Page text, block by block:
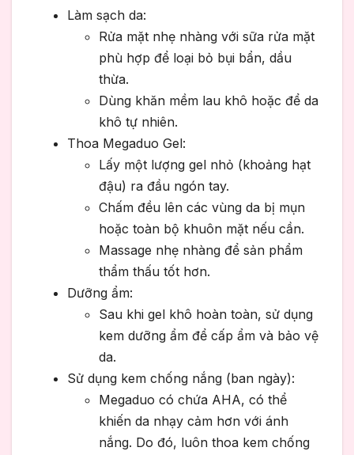
Làm sạch da:
Rửa mặt nhẹ nhàng với sữa rửa mặt
phù hợp để loại bỏ bụi bẩn, dầu
thừa.
Dùng khăn mềm lau khô hoặc để da
khô tự nhiên.
Thoa Megaduo Gel:
Lấy một lượng gel nhỏ (khoảng hạt
đậu) ra đầu ngón tay.
Chấm đều lên các vùng da bị mụn
hoặc toàn bộ khuôn mặt nếu cần.
Massage nhẹ nhàng để sản phẩm
thẩm thấu tốt hơn.
Dưỡng ẩm:
Sau khi gel khô hoàn toàn, sử dụng
kem dưỡng ẩm để cấp ẩm và bảo vệ
da.
Sử dụng kem chống nắng (ban ngày):
Megaduo có chứa AHA, có thể
khiến da nhạy cảm hơn với ánh
nắng. Do đó, luôn thoa kem chống